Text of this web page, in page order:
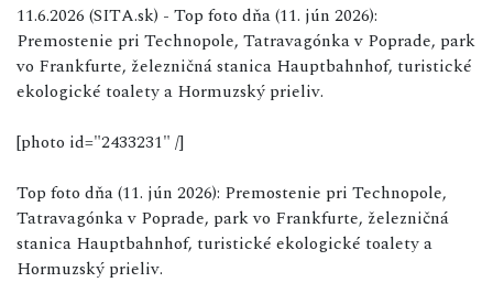
11.6.2026 (SITA.sk) - Top foto dňa (11. jún 2026):
Premostenie pri Technopole, Tatravagónka v Poprade, park
vo Frankfurte, železničná stanica Hauptbahnhof, turistické
ekologické toalety a Hormuzský prieliv.
[photo id="2433231" /]
Top foto dňa (11. jún 2026): Premostenie pri Technopole,
Tatravagónka v Poprade, park vo Frankfurte, železničná
stanica Hauptbahnhof, turistické ekologické toalety a
Hormuzský prieliv.